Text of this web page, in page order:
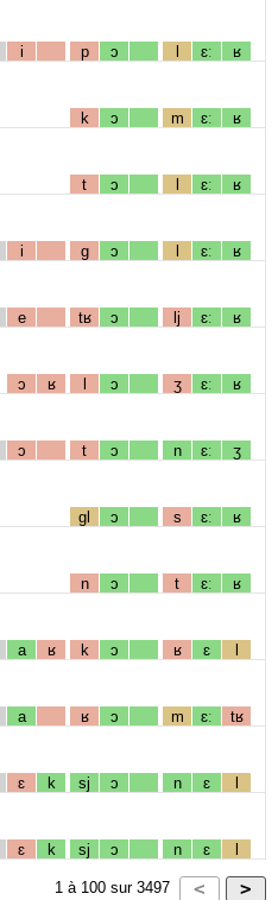
i p ɔ l ɛː ʁ
k ɔ m ɛː ʁ
t ɔ l ɛː ʁ
i g ɔ l ɛː ʁ
e tʁ ɔ lj ɛː ʁ
ɔ ʁ l ɔ ʒ ɛː ʁ
ɔ t ɔ n ɛː ʒ
gl ɔ s ɛː ʁ
n ɔ t ɛː ʁ
a ʁ k ɔ ʁ ɛ l
a ʁ ɔ m ɛː tʁ
ɛ k sj ɔ n ɛ l
ɛ k sj ɔ n ɛ l
1 à 100 sur 3497